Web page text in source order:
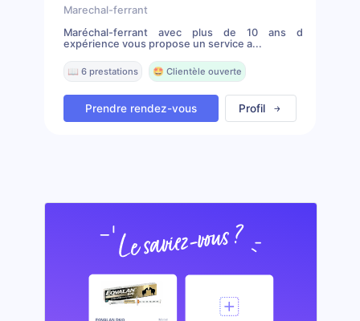
Marechal-ferrant
Maréchal-ferrant avec plus de 10 ans d
expérience vous propose un service a...
📖 6 prestations 🤩 Clientèle ouverte
Prendre rendez-vous Profil